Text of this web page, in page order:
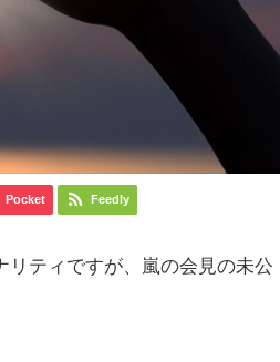
Pocket Feedly
リティですが、嵐の会見の未公